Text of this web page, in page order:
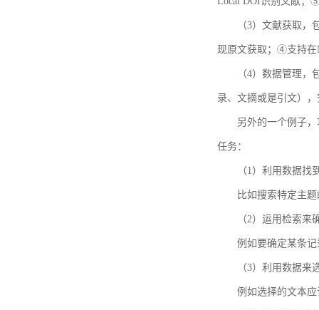
（3）文献获取
现原文获取；④支持在
（4）数据管理
录、文摘或是引文）
另外的一个例子，
任务：
（1）利用数据找
比如搜索特定主
（2）运用检索来
例如要确定某条
（3）利用数据来
例如选择的文本